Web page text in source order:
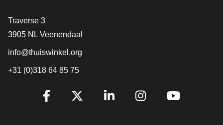
[_General:Contact]
Traverse 3
3905 NL Veenendaal
info@thuiswinkel.org
+31 (0)318 64 85 75
[_General:SocialMediaTitle]